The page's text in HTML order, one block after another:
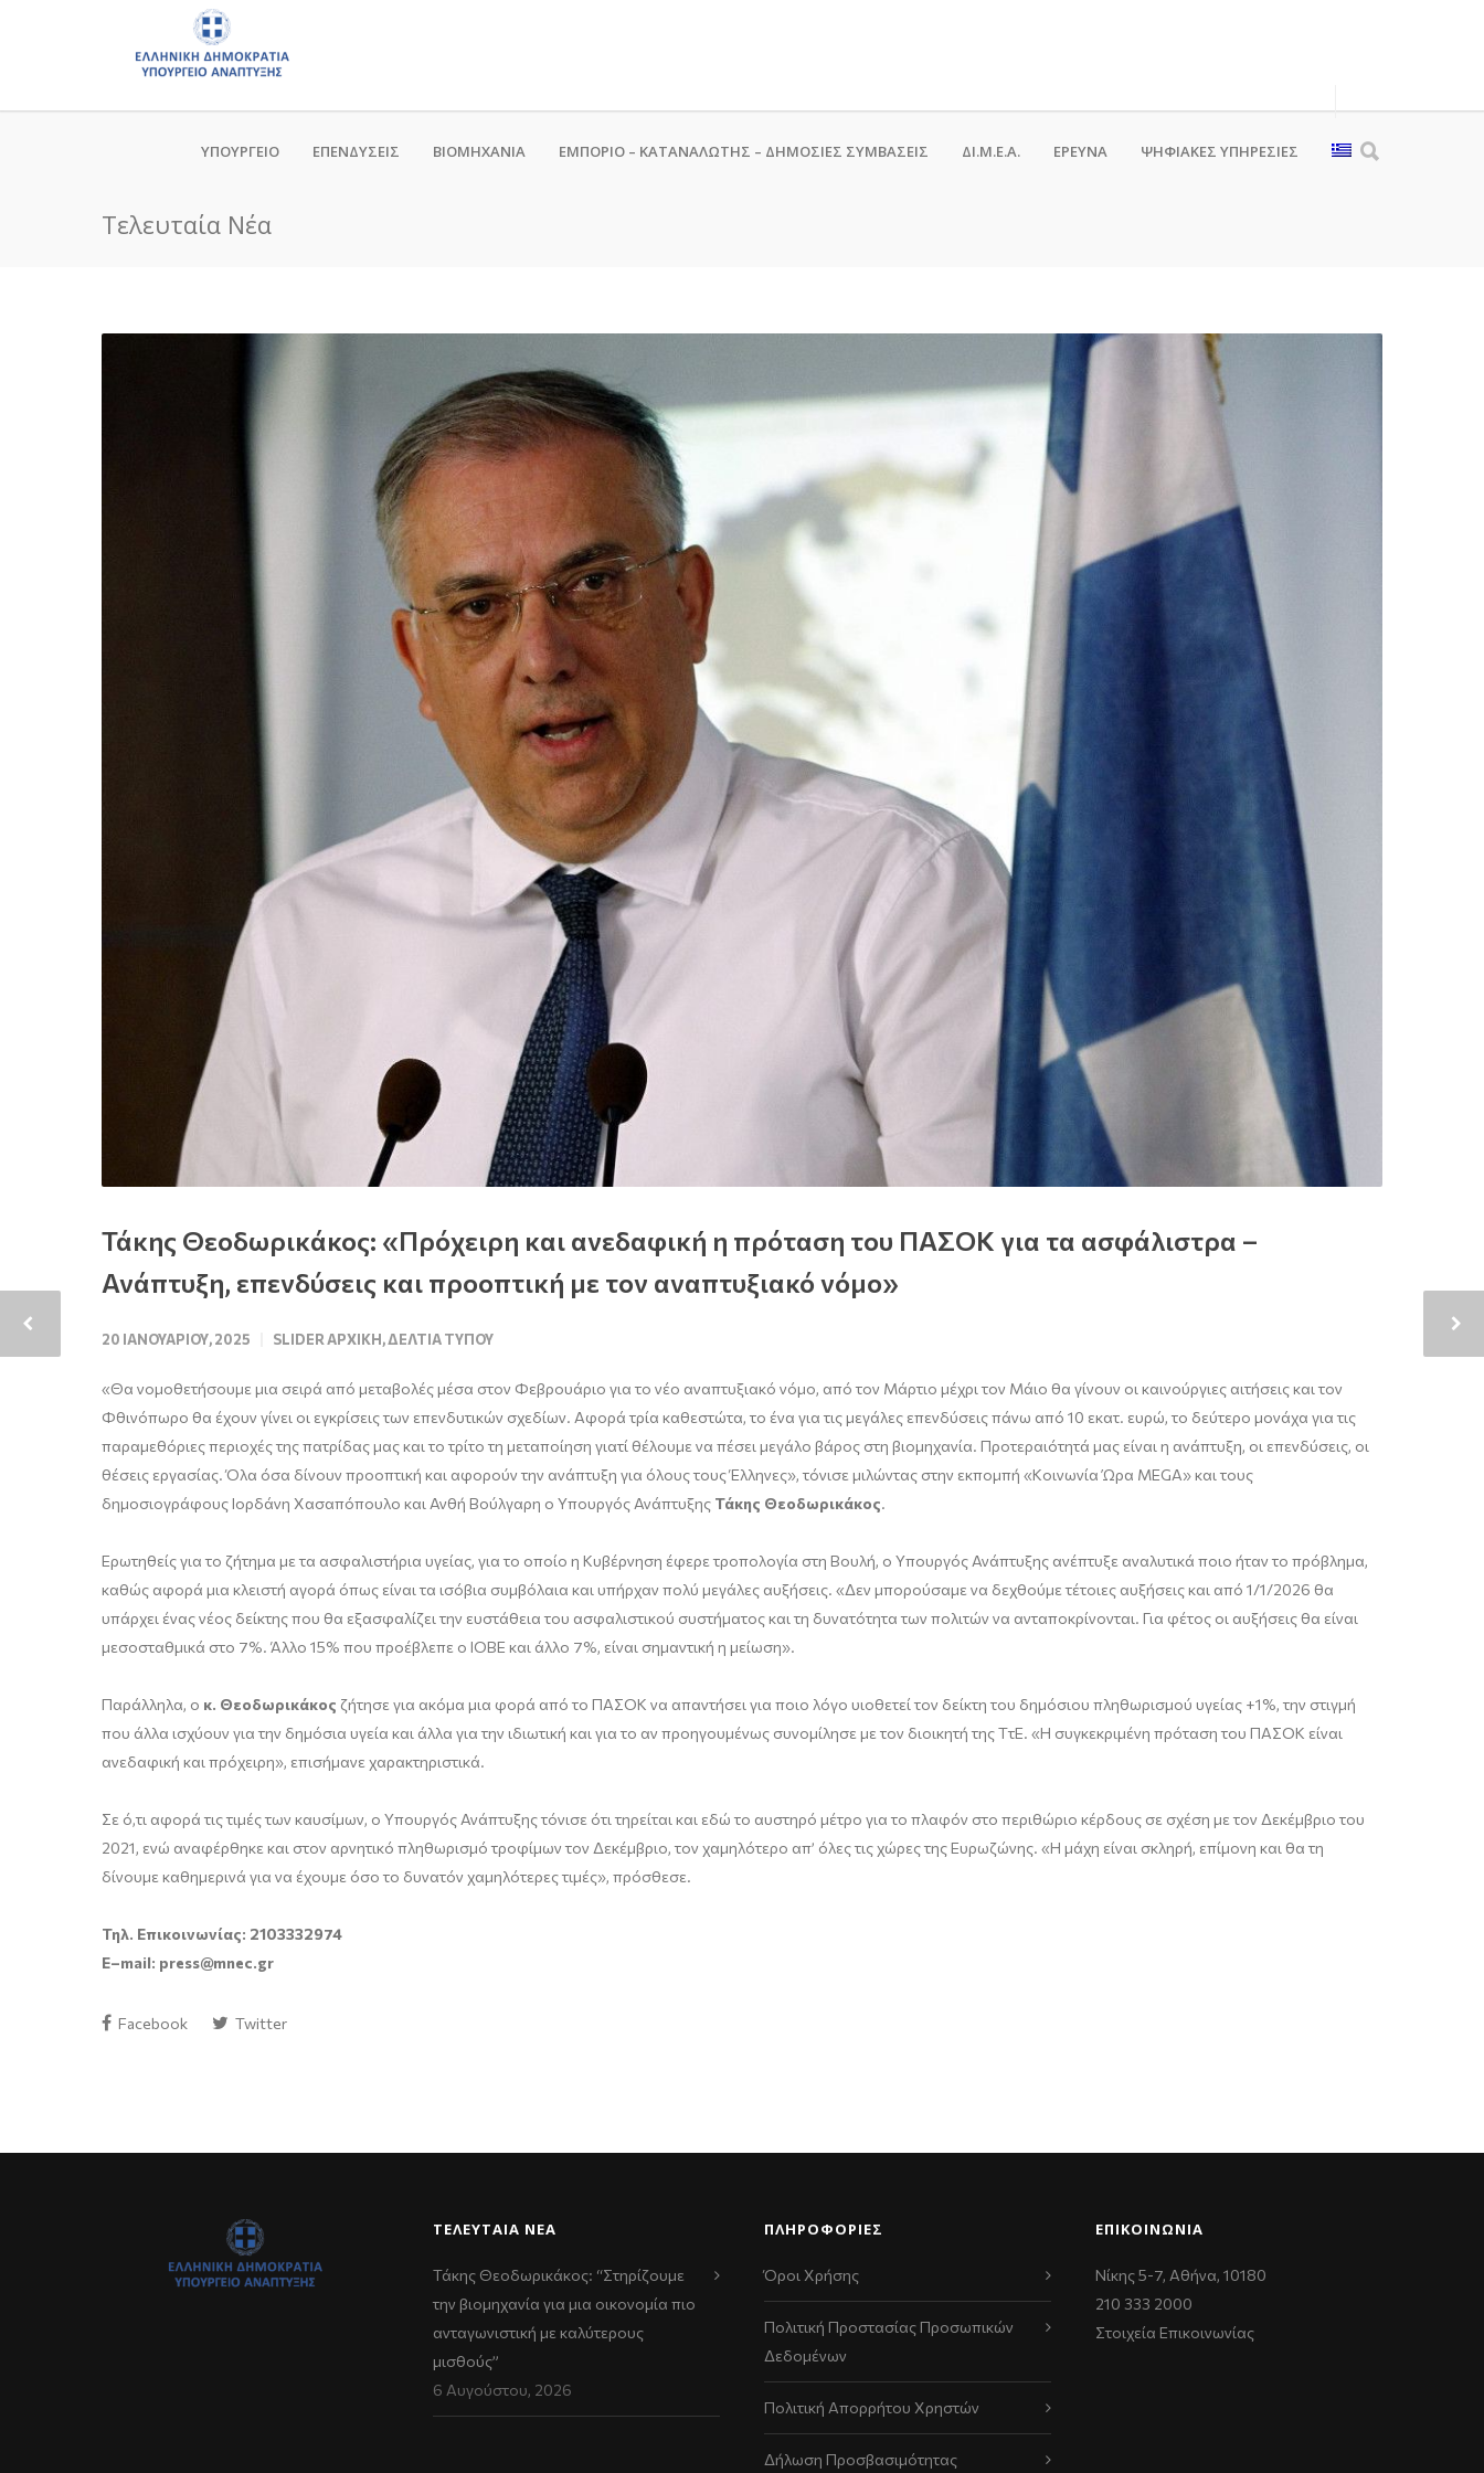
ΥΠΟΥΡΓΕΙΟ ΕΠΕΝΔΥΣΕΙΣ ΒΙΟΜΗΧΑΝΙΑ ΕΜΠΟΡΙΟ – ΚΑΤΑΝΑΛΩΤΗΣ – ΔΗΜΟΣΙΕΣ ΣΥΜΒΑΣΕΙΣ ΔΙ.Μ.Ε.Α. ΕΡΕΥΝΑ ΨΗΦΙΑΚΈΣ ΥΠΗΡΕΣΊΕΣ
Τελευταία Νέα
Τάκης Θεοδωρικάκος: «Πρόχειρη και ανεδαφική η πρόταση του ΠΑΣΟΚ για τα ασφάλιστρα –
Ανάπτυξη, επενδύσεις και προοπτική με τον αναπτυξιακό νόμο»
20 ΙΑΝΟΥΑΡΊΟΥ, 2025 SLIDER ΑΡΧΙΚΉ,ΔΕΛΤΊΑ ΤΎΠΟΥ
«Θα νομοθετήσουμε μια σειρά από μεταβολές μέσα στον Φεβρουάριο για το νέο αναπτυξιακό νόμο, από τον Μάρτιο μέχρι τον Μάιο θα γίνουν οι καινούργιες αιτήσεις και τον
Φθινόπωρο θα έχουν γίνει οι εγκρίσεις των επενδυτικών σχεδίων. Αφορά τρία καθεστώτα, το ένα για τις μεγάλες επενδύσεις πάνω από 10 εκατ. ευρώ, το δεύτερο μονάχα για τις
παραμεθόριες περιοχές της πατρίδας μας και το τρίτο τη μεταποίηση γιατί θέλουμε να πέσει μεγάλο βάρος στη βιομηχανία. Προτεραιότητά μας είναι η ανάπτυξη, οι επενδύσεις, οι
θέσεις εργασίας. Όλα όσα δίνουν προοπτική και αφορούν την ανάπτυξη για όλους τους Έλληνες», τόνισε μιλώντας στην εκπομπή «Κοινωνία Ώρα MEGA» και τους
δημοσιογράφους Ιορδάνη Χασαπόπουλο και Ανθή Βούλγαρη ο Υπουργός Ανάπτυξης Τάκης Θεοδωρικάκος.
Ερωτηθείς για το ζήτημα με τα ασφαλιστήρια υγείας, για το οποίο η Κυβέρνηση έφερε τροπολογία στη Βουλή, ο Υπουργός Ανάπτυξης ανέπτυξε αναλυτικά ποιο ήταν το πρόβλημα,
καθώς αφορά μια κλειστή αγορά όπως είναι τα ισόβια συμβόλαια και υπήρχαν πολύ μεγάλες αυξήσεις. «Δεν μπορούσαμε να δεχθούμε τέτοιες αυξήσεις και από 1/1/2026 θα
υπάρχει ένας νέος δείκτης που θα εξασφαλίζει την ευστάθεια του ασφαλιστικού συστήματος και τη δυνατότητα των πολιτών να ανταποκρίνονται. Για φέτος οι αυξήσεις θα είναι
μεσοσταθμικά στο 7%. Άλλο 15% που προέβλεπε ο ΙΟΒΕ και άλλο 7%, είναι σημαντική η μείωση».
Παράλληλα, ο κ. Θεοδωρικάκος ζήτησε για ακόμα μια φορά από το ΠΑΣΟΚ να απαντήσει για ποιο λόγο υιοθετεί τον δείκτη του δημόσιου πληθωρισμού υγείας +1%, την στιγμή
που άλλα ισχύουν για την δημόσια υγεία και άλλα για την ιδιωτική και για το αν προηγουμένως συνομίλησε με τον διοικητή της ΤτΕ. «Η συγκεκριμένη πρόταση του ΠΑΣΟΚ είναι
ανεδαφική και πρόχειρη», επισήμανε χαρακτηριστικά.
Σε ό,τι αφορά τις τιμές των καυσίμων, ο Υπουργός Ανάπτυξης τόνισε ότι τηρείται και εδώ το αυστηρό μέτρο για το πλαφόν στο περιθώριο κέρδους σε σχέση με τον Δεκέμβριο του
2021, ενώ αναφέρθηκε και στον αρνητικό πληθωρισμό τροφίμων τον Δεκέμβριο, τον χαμηλότερο απ’ όλες τις χώρες της Ευρωζώνης. «Η μάχη είναι σκληρή, επίμονη και θα τη
δίνουμε καθημερινά για να έχουμε όσο το δυνατόν χαμηλότερες τιμές», πρόσθεσε.
Τηλ. Επικοινωνίας: 2103332974
E–mail: press@mnec.gr
Facebook Twitter
ΤΕΛΕΥΤΑΊΑ ΝΈΑ
Τάκης Θεοδωρικάκος: “Στηρίζουμε
την βιομηχανία για μια οικονομία πιο
ανταγωνιστική με καλύτερους
μισθούς”
6 Αυγούστου, 2026
ΠΛΗΡΟΦΟΡΙΕΣ
Όροι Χρήσης
Πολιτική Προστασίας Προσωπικών
Δεδομένων
Πολιτική Απορρήτου Χρηστών
Δήλωση Προσβασιμότητας
ΕΠΙΚΟΙΝΩΝΊΑ
Νίκης 5-7, Αθήνα, 10180
210 333 2000
Στοιχεία Επικοινωνίας